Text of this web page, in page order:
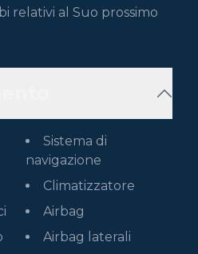
relativi al Suo prossimo
Sistema di
navigazione
Climatizzatore
Airbag
Airbag laterali